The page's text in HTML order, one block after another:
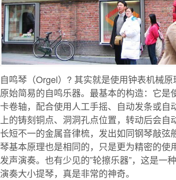
自鸣琴（Orgel）? 其实就是使用钟表机械
原始简易的自鸣乐器。最基本的构造：它
卡卷轴，配合使用人工手摇、自动发条或自
上的铸刻铜点、洞洞孔点位置，转动后会
长短不一的金属音律梳，发出如同钢琴敲
琴基本原理也是相同的，只是更为精密的
发声演奏。也有少见的”轮擦乐器”，这是
演奏大小提琴，真是非常的神奇。